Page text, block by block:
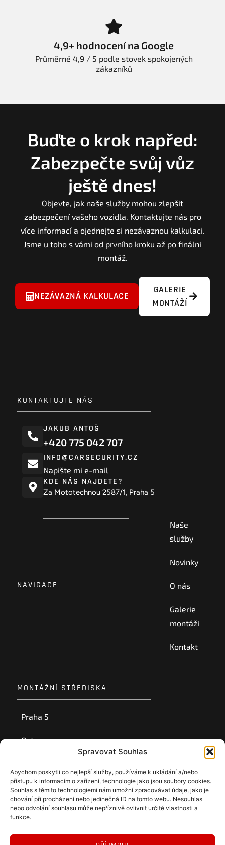
Spravovat Souhlas
Abychom poskytli co nejlepší služby, používáme k ukládání a/nebo
přístupu k informacím o zařízení, technologie jako jsou soubory cookies.
Souhlas s těmito technologiemi nám umožní zpracovávat údaje, jako je
chování při procházení nebo jedinečná ID na tomto webu. Nesouhlas
nebo odvolání souhlasu může nepříznivě ovlivnit určité vlastnosti a
funkce.
4,9+ hodnocení na Google
Průměrné 4,9 / 5 podle stovek spokojených
zákazníků
Buďte o krok napřed:
Zabezpečte svůj vůz
ještě dnes!
Objevte, jak naše služby mohou zlepšit
zabezpečení vašeho vozidla. Kontaktujte nás pro
více informací a ojednejte si nezávaznou kalkulaci.
Jsme u toho s vámi od prvního kroku až po finální
montáž.
NEZÁVAZNÁ KALKULACE
GALERIE
MONTÁŽÍ
KONTAKTUJTE NÁS
JAKUB ANTOŠ
+420 775 042 707
INFO@CARSECURITY.CZ
Napište mi e-mail
KDE NÁS NAJDETE?
Za Mototechnou 2587/1, Praha 5
NAVIGACE
Naše
služby
Novinky
O nás
Galerie
montáží
Kontakt
MONTÁŽNÍ STŘEDISKA
Praha 5
Ostrava